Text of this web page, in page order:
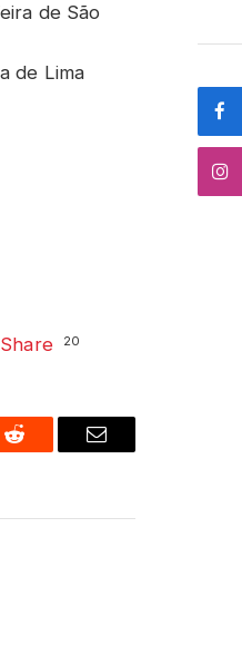
de São
de Lima
20
Reddit Email